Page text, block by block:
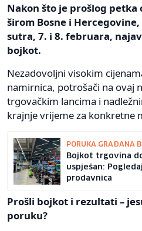
Nakon što je prošlog
širom Bosne i
sutra, 7. i 8. februara,
bojkot.
Nezadovoljni visokim
namirnica, potrošači na ovaj
trgovačkim lancima i
krajnje vrijeme za konkretne
PORUKA GRAĐANA
Bojkot trgovina
uspješan:
prodavnica
Prošli bojkot i rezultati –
poruku?